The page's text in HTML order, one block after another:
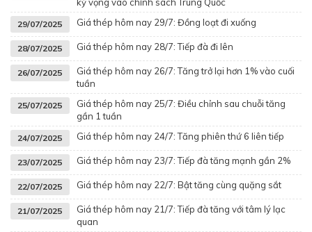
29/07/2025 Giá thép hôm nay 29/7: Đồng loạt đi xuống
28/07/2025 Giá thép hôm nay 28/7: Tiếp đà đi lên
26/07/2025
Giá thép hôm nay 26/7: Tăng trở lại hơn 1% vào cuối
tuần
25/07/2025
Giá thép hôm nay 25/7: Điều chỉnh sau chuỗi tăng
gần 1 tuần
24/07/2025 Giá thép hôm nay 24/7: Tăng phiên thứ 6 liên tiếp
23/07/2025 Giá thép hôm nay 23/7: Tiếp đà tăng mạnh gần 2%
22/07/2025 Giá thép hôm nay 22/7: Bật tăng cùng quặng sắt
21/07/2025
Giá thép hôm nay 21/7: Tiếp đà tăng với tâm lý lạc
quan